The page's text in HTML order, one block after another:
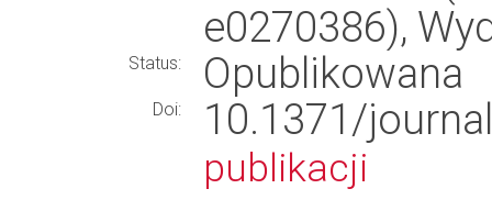
e0270386),
Status: Opublikowana
Doi: 10.1371/
publikacji